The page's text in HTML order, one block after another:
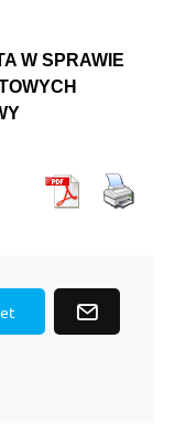
W SPRAWIE